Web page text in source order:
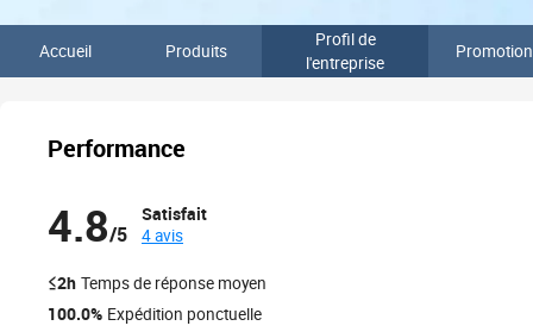
Accueil Produits
Profil de
l'entreprise
Promotion
Performance
4.8/5
Satisfait
4 avis
≤2h Temps de réponse moyen
100.0% Expédition ponctuelle